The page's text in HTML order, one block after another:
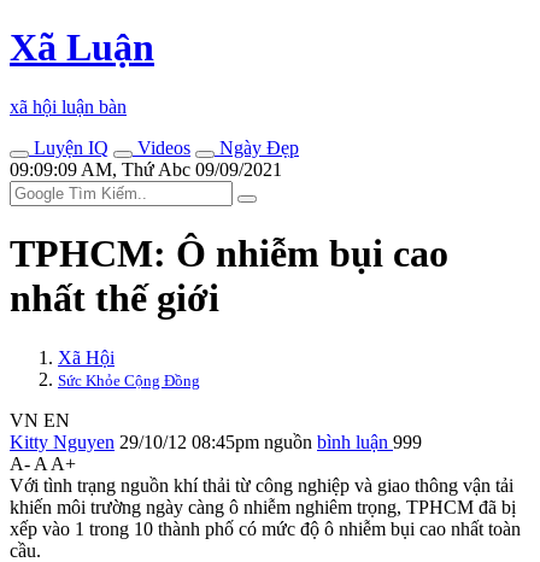
Xã Luận
xã hội luận bàn
Luyện IQ
Videos
Ngày Đẹp
09:09:09 AM, Thứ Abc 09/09/2021
TPHCM: Ô nhiễm bụi cao
nhất thế giới
Xã Hội
Sức Khỏe Cộng Đồng
VN EN
Kitty Nguyen 29/10/12 08:45pm nguồn bình luận 999
A- A A+
Với tình trạng nguồn khí thải từ công nghiệp và giao thông vận tải
khiến môi trường ngày càng ô nhiễm nghiêm trọng, TPHCM đã bị
xếp vào 1 trong 10 thành phố có mức độ ô nhiễm bụi cao nhất toàn
cầu.